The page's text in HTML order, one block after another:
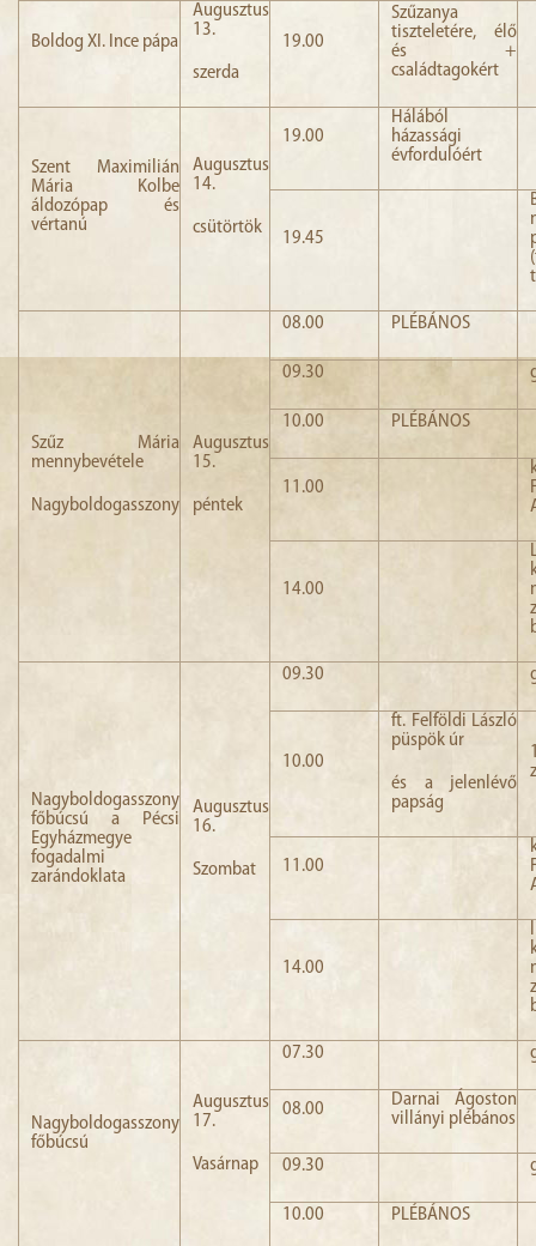
Boldog XI. Ince pápa
Augusztus
13.
szerda
19.00
Szűzanya
tiszteletére, élő
és +
családtagokért
Szent Maximilián
Mária Kolbe
áldozópap és
vértanú
Augusztus
14.
csütörtök
19.00
Hálából
házassági
évfordulóért
19.45
Szűz Mária
mennybevétele
Nagyboldogasszony
Augusztus
15.
péntek
08.00 PLÉBÁNOS
09.30
10.00 PLÉBÁNOS
11.00
14.00
Nagyboldogasszony
főbúcsú a Pécsi
Egyházmegye
fogadalmi
zarándoklata
Augusztus
16.
Szombat
09.30
10.00
ft. Felföldi László
püspök úr
és a jelenlévő
papság
11.00
14.00
Nagyboldogasszony
főbúcsú
Augusztus
17.
Vasárnap
07.30
08.00
Darnai Ágoston
villányi plébános
09.30
10.00 PLÉBÁNOS